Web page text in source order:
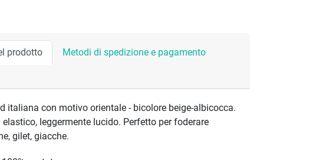
prodotto Metodi di spedizione e pagamento
italiana con motivo orientale - bicolore beige-albicocca.
elastico, leggermente lucido. Perfetto per foderare
gilet, giacche.